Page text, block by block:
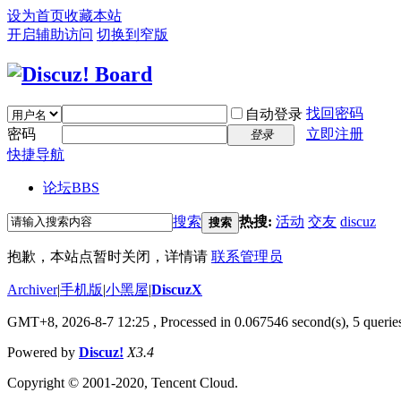
设为首页收藏本站
开启辅助访问 切换到窄版
自动登录 找回密码
密码
登录
立即注册
快捷导航
论坛BBS
搜索 搜索 热搜: 活动 交友 discuz
抱歉，本站点暂时关闭，详情请 联系管理员
Archiver|手机版|小黑屋|DiscuzX
GMT+8, 2026-8-7 12:25 , Processed in 0.067546 second(s), 5
Powered by Discuz! X3.4
Copyright © 2001-2020, Tencent Cloud.